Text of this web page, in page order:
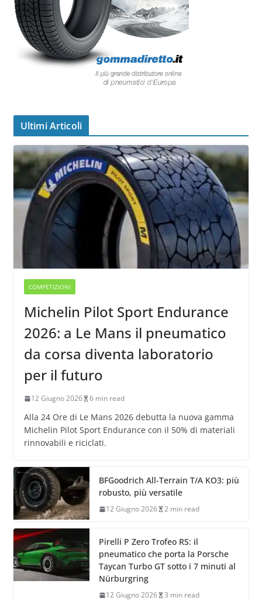
Ultimi Articoli
COMPETIZIONI
Michelin Pilot Sport Endurance
2026: a Le Mans il pneumatico
da corsa diventa laboratorio
per il futuro
12 Giugno 2026 6 min read
Alla 24 Ore di Le Mans 2026 debutta la nuova gamma
Michelin Pilot Sport Endurance con il 50% di materiali
rinnovabili e riciclati.
BFGoodrich All-Terrain T/A KO3: più
robusto, più versatile
12 Giugno 2026 2 min read
Pirelli P Zero Trofeo RS: il
pneumatico che porta la Porsche
Taycan Turbo GT sotto i 7 minuti al
Nürburgring
12 Giugno 2026 3 min read